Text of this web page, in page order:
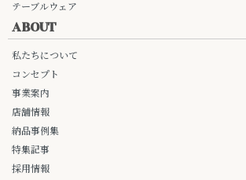
テーブルウェア
ABOUT
私たちについて
コンセプト
事業案内
店舗情報
納品事例集
特集記事
採用情報